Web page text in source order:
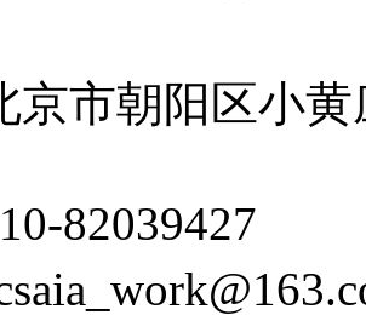
京市朝阳区小
82039427